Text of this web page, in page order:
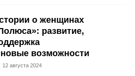
о женщинах
развитие,
возможности
12 августа 2024